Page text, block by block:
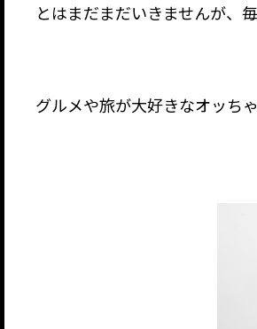
とはまだまだいきませんが、
グルメや旅が大好きなオッち